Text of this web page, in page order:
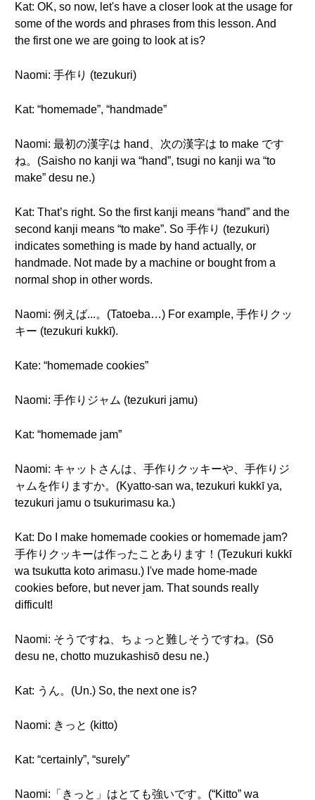
Kat: OK, so now, let's have a closer look at the usage for
some of the words and phrases from this lesson. And
the first one we are going to look at is?
Naomi: 手作り (tezukuri)
Kat: “homemade”, “handmade”
Naomi: 最初の漢字は hand、次の漢字は to make です
ね。(Saisho no kanji wa “hand”, tsugi no kanji wa “to
make” desu ne.)
Kat: That’s right. So the first kanji means “hand” and the
second kanji means “to make”. So 手作り (tezukuri)
indicates something is made by hand actually, or
handmade. Not made by a machine or bought from a
normal shop in other words.
Naomi: 例えば...。(Tatoeba…) For example, 手作りクッ
キー (tezukuri kukkī).
Kate: “homemade cookies”
Naomi: 手作りジャム (tezukuri jamu)
Kat: “homemade jam”
Naomi: キャットさんは、手作りクッキーや、手作りジ
ャムを作りますか。(Kyatto-san wa, tezukuri kukkī ya,
tezukuri jamu o tsukurimasu ka.)
Kat: Do I make homemade cookies or homemade jam?
手作りクッキーは作ったことあります！(Tezukuri kukkī
wa tsukutta koto arimasu.) I've made home-made
cookies before, but never jam. That sounds really
difficult!
Naomi: そうですね、ちょっと難しそうですね。(Sō
desu ne, chotto muzukashisō desu ne.)
Kat: うん。(Un.) So, the next one is?
Naomi: きっと (kitto)
Kat: “certainly”, “surely”
Naomi:「きっと」はとても強いです。(“Kitto” wa